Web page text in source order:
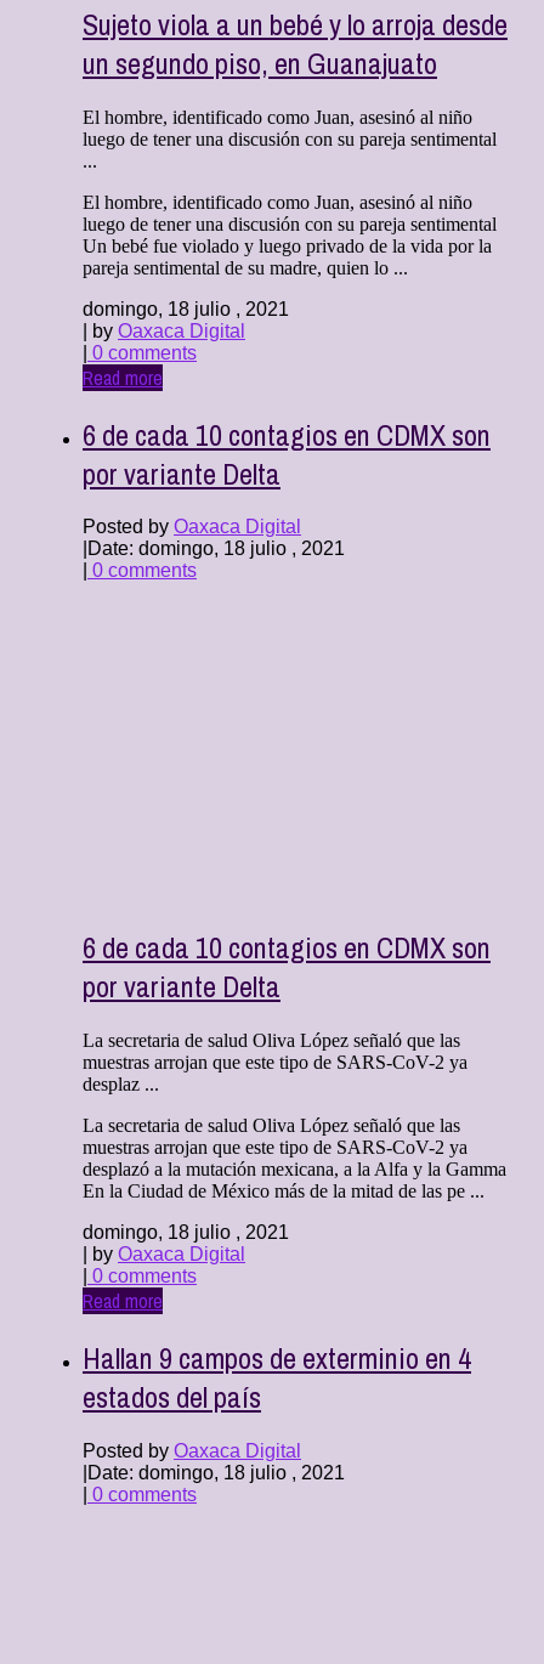
Sujeto viola a un bebé y lo arroja desde
un segundo piso, en Guanajuato
El hombre, identificado como Juan, asesinó al niño
luego de tener una discusión con su pareja sentimental
...
El hombre, identificado como Juan, asesinó al niño
luego de tener una discusión con su pareja sentimental
Un bebé fue violado y luego privado de la vida por la
pareja sentimental de su madre, quien lo ...
domingo, 18 julio , 2021
| by Oaxaca Digital
0 comments
Read more
6 de cada 10 contagios en CDMX son
por variante Delta
Posted by Oaxaca Digital
Date: domingo, 18 julio , 2021
0 comments
6 de cada 10 contagios en CDMX son
por variante Delta
La secretaria de salud Oliva López señaló que las
muestras arrojan que este tipo de SARS-CoV-2 ya
desplaz ...
La secretaria de salud Oliva López señaló que las
muestras arrojan que este tipo de SARS-CoV-2 ya
desplazó a la mutación mexicana, a la Alfa y la Gamma
En la Ciudad de México más de la mitad de las pe ...
domingo, 18 julio , 2021
| by Oaxaca Digital
0 comments
Read more
Hallan 9 campos de exterminio en 4
estados del país
Posted by Oaxaca Digital
Date: domingo, 18 julio , 2021
0 comments